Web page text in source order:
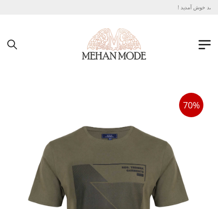
مد خوش آمدید !
70%